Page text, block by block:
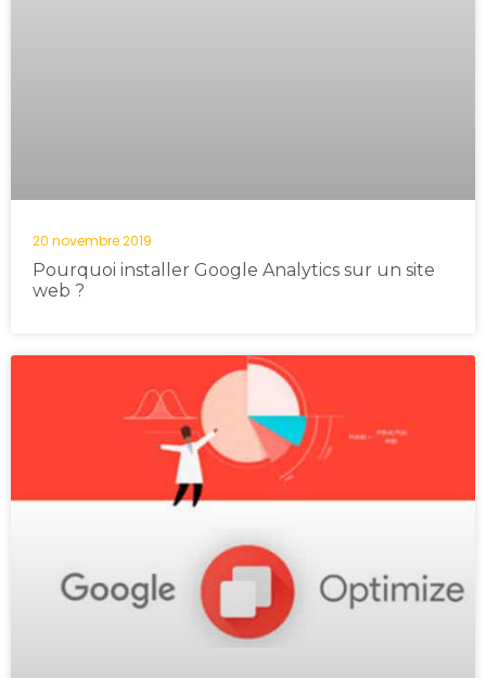
Pourquoi installer Google Analytics sur un site
web ?
20 novembre 2019